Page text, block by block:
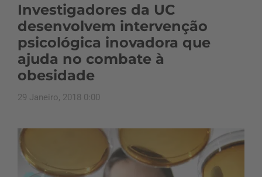
Investigadores da UC
desenvolvem intervenção
psicológica inovadora que
ajuda no combate à
obesidade
29 Janeiro, 2018 0:00